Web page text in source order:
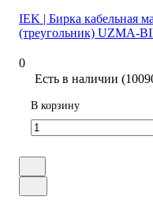
IEK | Бирка кабельная
(треугольник) UZMA-
0
Есть в наличии
В корзину